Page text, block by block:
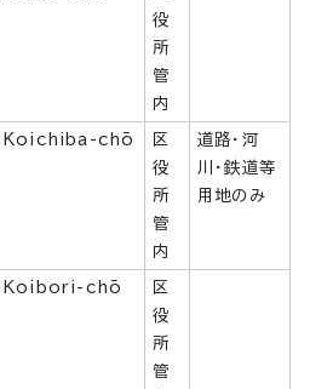
役
所
管
内
Koichiba-chō
区
役
所
管
内
道路・河
川・鉄道等
用地のみ
Koibori-chō
区
役
所
管